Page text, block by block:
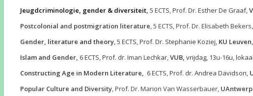
Jeugdcriminologie, gender & diversiteit,5 ECTS, Prof. Dr. Esther De Graaf,
Postcolonial and postmigration literature, 5 ECTS, Prof. Dr. Elisabeth
Gender, literature and theory, 5 ECTS, Prof. Dr. Stephanie Koziej, KU Leuven
Islam and Gender, 6 ECTS, Prof. dr. Iman Lechkar,VUB,vrijdag, 13u-16u,
Constructing Age in Modern Literature, 6 ECTS, Prof. dr. Andrea Davidson,
Popular Culture and Diversity, Prof. Dr. Marion Van Wasserbauer,